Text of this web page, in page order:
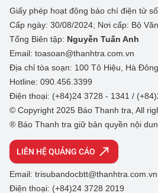
Giấy phép hoạt động báo chí điện tử
Cấp ngày: 30/08/2024; Nơi cấp: Bộ
Tổng Biên tập: Nguyễn Tuấn Anh
Email: toasoan@thanhtra.com.vn
Địa chỉ tòa soạn: 100 Tô Hiệu, Hà
Hotline: 090.456.3399
Điện thoại: (+84)24 3728 - 1341 /
© Copyright 2025 Báo Thanh tra, All
® Báo Thanh tra giữ bản quyền nội
LIÊN HỆ QUẢNG CÁO
Email: trisubandocbtt@thanhtra.com.vn
Điện thoại: (+84)24 3728 2019